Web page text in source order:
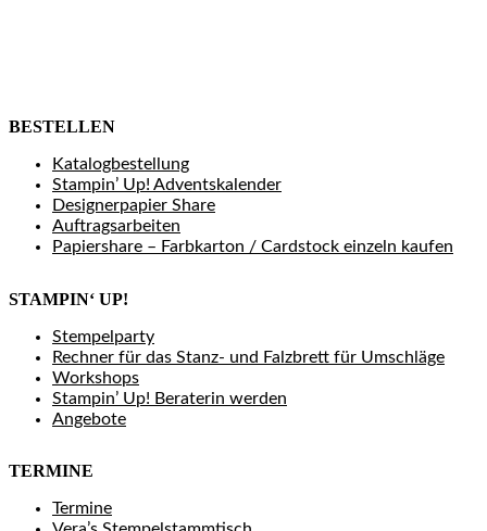
BESTELLEN
Katalogbestellung
Stampin’ Up! Adventskalender
Designerpapier Share
Auftragsarbeiten
Papiershare – Farbkarton / Cardstock einzeln kaufen
STAMPIN‘ UP!
Stempelparty
Rechner für das Stanz- und Falzbrett für Umschläge
Workshops
Stampin’ Up! Beraterin werden
Angebote
TERMINE
Termine